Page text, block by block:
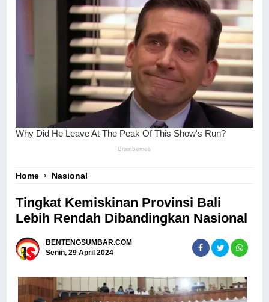
Home › Nasional
Tingkat Kemiskinan Provinsi Bali
Lebih Rendah Dibandingkan Nasional
BENTENGSUMBAR.COM
Senin, 29 April 2024